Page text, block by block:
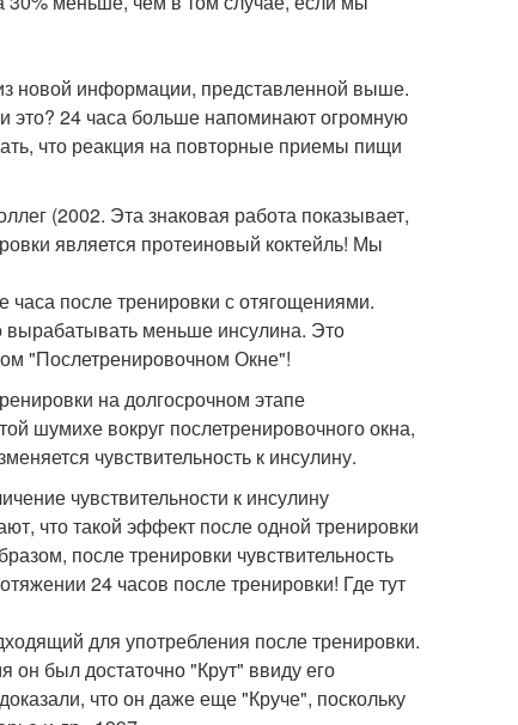
новой информации, представленной выше.
это? 24 часа больше напоминают огромную
что реакция на повторные приемы пищи
(2002. Эта знаковая работа показывает,
является протеиновый коктейль! Мы
часа после тренировки с отягощениями.
вырабатывать меньше инсулина. Это
"Послетренировочном Окне"!
на долгосрочном этапе
шумихе вокруг послетренировочного окна,
чувствительность к инсулину.
чувствительности к инсулину
что такой эффект после одной тренировки
после тренировки чувствительность
24 часов после тренировки! Где тут
для употребления после тренировки.
был достаточно "Крут" ввиду его
что он даже еще "Круче", поскольку